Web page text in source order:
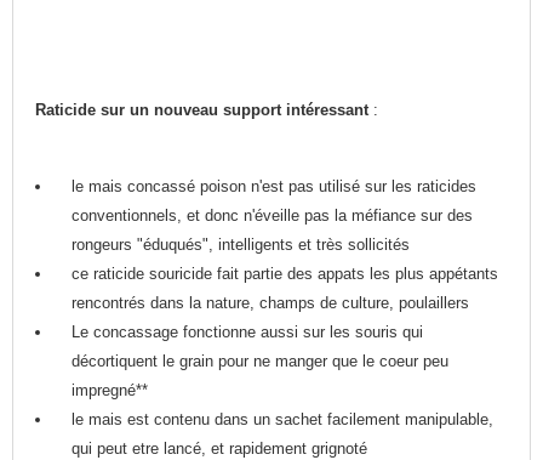
Raticide sur un nouveau support intéressant:
le mais concassé poison n'est pas utilisé sur les raticides
conventionnels, et donc n'éveille pas la méfiance sur des
rongeurs "éduqués", intelligents et très sollicités
ce raticide souricide fait partie des appats les plus appétants
rencontrés dans la nature, champs de culture, poulaillers
Le concassage fonctionne aussi sur les souris qui
décortiquent le grain pour ne manger que le coeur peu
impregné**
le mais est contenu dans un sachet facilement manipulable,
qui peut etre lancé, et rapidement grignoté